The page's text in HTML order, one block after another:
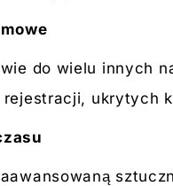
do wielu innych
rejestracji, ukrytych